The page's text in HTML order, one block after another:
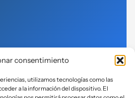
consentimiento
utilizamos tecnologías como las
a la información del dispositivo. El